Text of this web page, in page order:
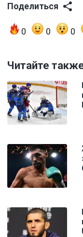
Поделиться
0 0 0
Читайте